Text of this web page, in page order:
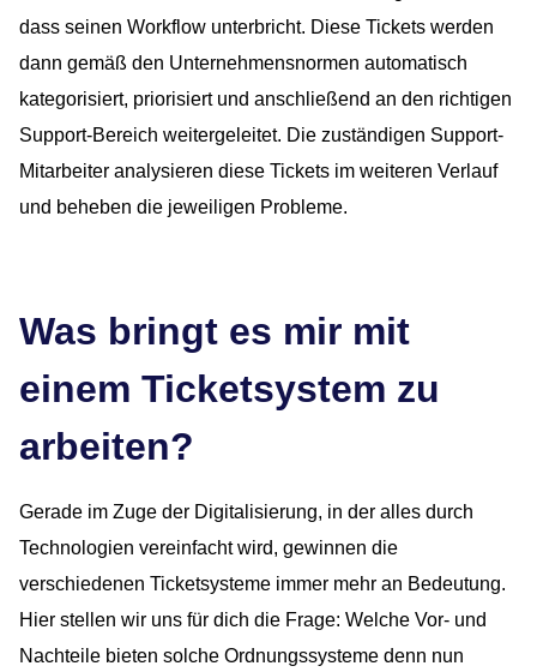
dass seinen Workflow unterbricht. Diese Tickets werden
dann gemäß den Unternehmensnormen automatisch
kategorisiert, priorisiert und anschließend an den richtigen
Support-Bereich weitergeleitet. Die zuständigen Support-
Mitarbeiter analysieren diese Tickets im weiteren Verlauf
und beheben die jeweiligen Probleme.
Was bringt es mir mit
einem Ticketsystem zu
arbeiten?
Gerade im Zuge der Digitalisierung, in der alles durch
Technologien vereinfacht wird, gewinnen die
verschiedenen Ticketsysteme immer mehr an Bedeutung.
Hier stellen wir uns für dich die Frage: Welche Vor- und
Nachteile bieten solche Ordnungssysteme denn nun